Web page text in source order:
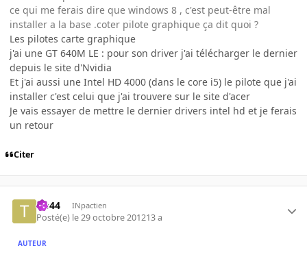
ce qui me ferais dire que windows 8 , c'est peut-être mal
installer a la base .coter pilote graphique ça dit quoi ?
Les pilotes carte graphique
j'ai une GT 640M LE : pour son driver j'ai télécharger le dernier
depuis le site d'Nvidia
Et j'ai aussi une Intel HD 4000 (dans le core i5) le pilote que j'ai
installer c'est celui que j'ai trouvere sur le site d'acer
Je vais essayer de mettre le dernier drivers intel hd et je ferais
un retour
Citer
tib44 INpactien
Posté(e) le 29 octobre 201213 a
AUTEUR